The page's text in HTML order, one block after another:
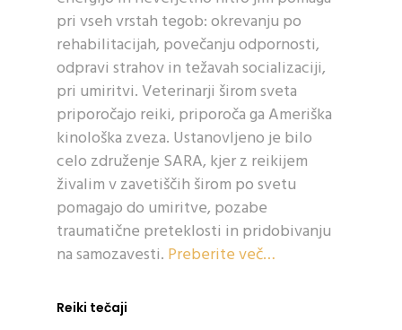
pri vseh vrstah tegob: okrevanju po
rehabilitacijah, povečanju odpornosti,
odpravi strahov in težavah socializaciji,
pri umiritvi. Veterinarji širom sveta
priporočajo reiki, priporoča ga Ameriška
kinološka zveza. Ustanovljeno je bilo
celo združenje SARA, kjer z reikijem
živalim v zavetiščih širom po svetu
pomagajo do umiritve, pozabe
traumatične preteklosti in pridobivanju
na samozavesti. Preberite več…
Reiki tečaji